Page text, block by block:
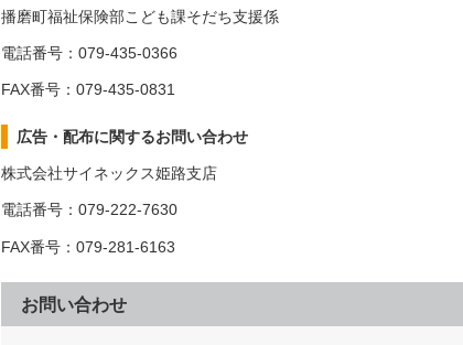
播磨町福祉保険部こども課そだち支援係
電話番号：079-435-0366
FAX番号：079-435-0831
広告・配布に関するお問い合わせ
株式会社サイネックス姫路支店
電話番号：079-222-7630
FAX番号：079-281-6163
お問い合わせ